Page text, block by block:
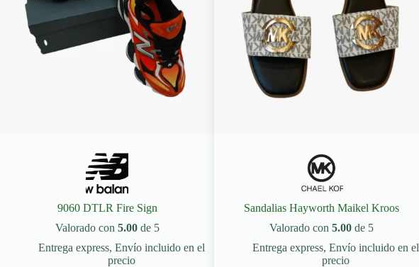
9060 DTLR Fire Sign
Valorado con 5.00de 5
Entrega express, Envío incluido en el
precio
Sandalias Hayworth Maikel Kroos
Valorado con5.00 de 5
Entrega express,Envío incluido en el
precio